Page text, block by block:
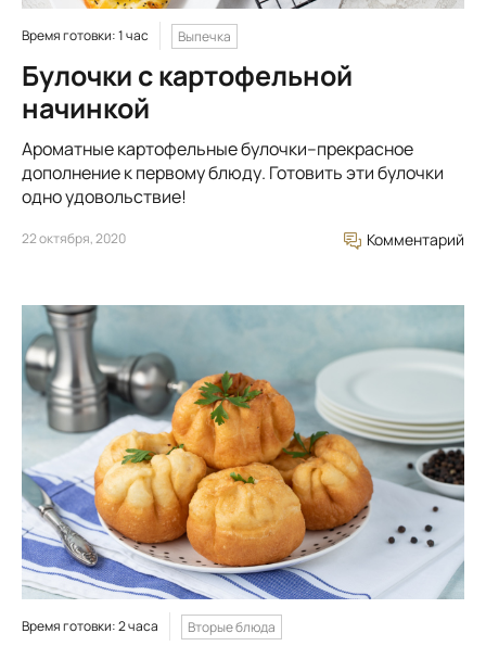
Время готовки: 1 час Выпечка
Булочки с картофельной
начинкой
Ароматные картофельные булочки–прекрасное
дополнение к первому блюду. Готовить эти булочки
одно удовольствие!
22 октября, 2020 Комментарий
Время готовки: 2 часа Вторые блюда